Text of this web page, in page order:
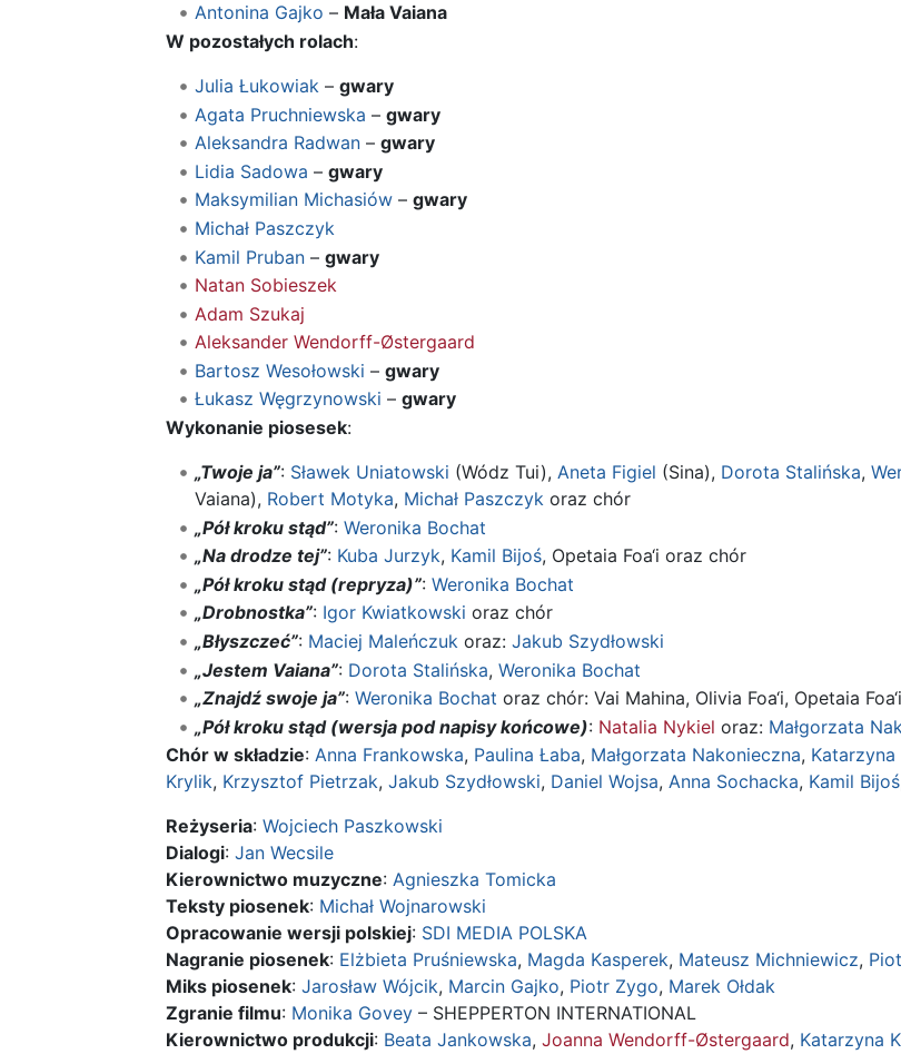
Antonina Gajko – Mała Vaiana
W pozostałych rolach:
Julia Łukowiak – gwary
Agata Pruchniewska – gwary
Aleksandra Radwan– gwary
Lidia Sadowa – gwary
Maksymilian Michasiów– gwary
Michał Paszczyk
Kamil Pruban– gwary
Natan Sobieszek
Adam Szukaj
Aleksander Wendorff-Østergaard
Bartosz Wesołowski – gwary
Łukasz Węgrzynowski – gwary
Wykonanie piosesek:
„Twoje ja”: Sławek Uniatowski (Wódz Tui), Aneta Figiel (Sina), Dorota Stalińska,
Vaiana), Robert Motyka, Michał Paszczykoraz chór
„Pół kroku stąd”: Weronika Bochat
„Na drodze tej”: Kuba Jurzyk, Kamil Bijoś, Opetaia Foa‘i oraz chór
„Pół kroku stąd (repryza)”: Weronika Bochat
„Drobnostka”: Igor Kwiatkowski oraz chór
„Błyszczeć”: Maciej Maleńczukoraz: Jakub Szydłowski
„Jestem Vaiana”: Dorota Stalińska, Weronika Bochat
„Znajdź swoje ja”: Weronika Bochat oraz chór: Vai Mahina, Olivia Foa‘i, Opetaia
„Pół kroku stąd (wersja pod napisy końcowe): Natalia Nykiel oraz: Małgorzata
Chór w składzie: Anna Frankowska, Paulina Łaba, Małgorzata Nakonieczna,
Krylik, Krzysztof Pietrzak, Jakub Szydłowski, Daniel Wojsa, Anna Sochacka, Kamil Bijoś
Reżyseria: Wojciech Paszkowski
Dialogi: Jan Wecsile
Kierownictwo muzyczne: Agnieszka Tomicka
Teksty piosenek: Michał Wojnarowski
Opracowanie wersji polskiej: SDI MEDIA POLSKA
Nagranie piosenek: Elżbieta Pruśniewska, Magda Kasperek, Mateusz Michniewicz,
Miks piosenek: Jarosław Wójcik, Marcin Gajko, Piotr Zygo, Marek Ołdak
Zgranie filmu: Monika Govey – SHEPPERTON INTERNATIONAL
Kierownictwo produkcji: Beata Jankowska, Joanna Wendorff-Østergaard, Katarzyna